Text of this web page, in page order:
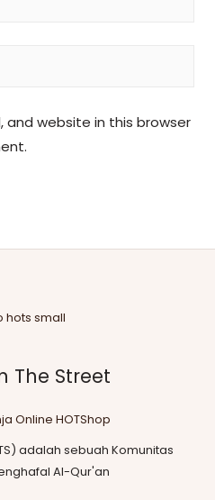
and website in this browser
The Street
Online HOTShop
adalah sebuah Komunitas
Al-Qur'an